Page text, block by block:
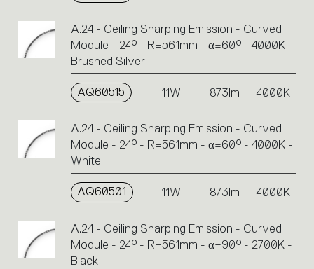
A.24 - Ceiling Sharping Emission - Curved
Module - 24° - R=561mm - α=60° - 4000K -
Brushed Silver
AQ60515 11W 873lm 4000K
A.24 - Ceiling Sharping Emission - Curved
Module - 24° - R=561mm - α=60° - 4000K -
White
AQ60501 11W 873lm 4000K
A.24 - Ceiling Sharping Emission - Curved
Module - 24° - R=561mm - α=90° - 2700K -
Black